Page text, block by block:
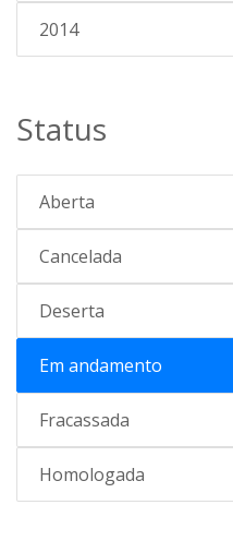
2014
Status
Aberta
Cancelada
Deserta
Em andamento
Fracassada
Homologada